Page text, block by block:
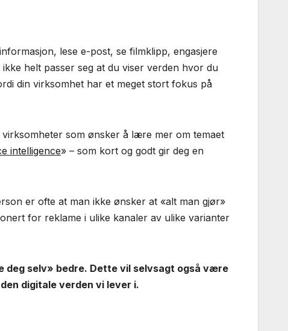
lese e-post, se filmklipp, engasjere
helt passer seg at du viser verden hvor du
din virksomhet har et meget stort fokus på
som ønsker å lære mer om temaet
intelligence» – som kort og godt gir deg en
er ofte at man ikke ønsker at «alt man gjør»
for reklame i ulike kanaler av ulike varianter
deg selv» bedre. Dette vil selvsagt også være
digitale verden vi lever i.